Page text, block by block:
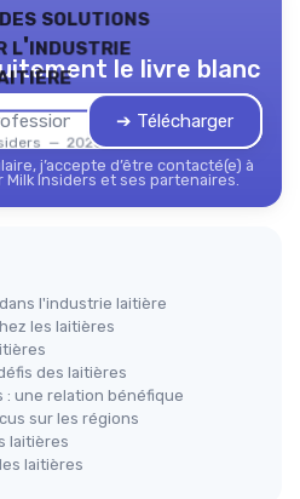
solutions
l'industrie
— 2026
le livre blanc
➔ Télécharger
j’accepte d’être contacté(e) à
Insiders et ses partenaires.
l'industrie laitière
les laitières
des laitières
: une relation bénéfique
sur les régions
laitières
laitières